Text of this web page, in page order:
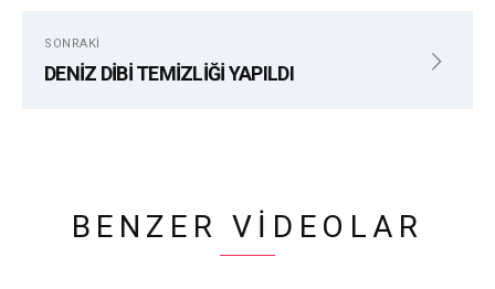
SONRAKI
DENİZ DİBİ TEMİZLİĞİ YAPILDI
BENZER VIDEOLAR